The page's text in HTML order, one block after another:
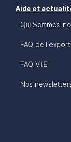
Aide et
Qui Sommes-
FAQ de l'export
FAQ V.I.E
Nos